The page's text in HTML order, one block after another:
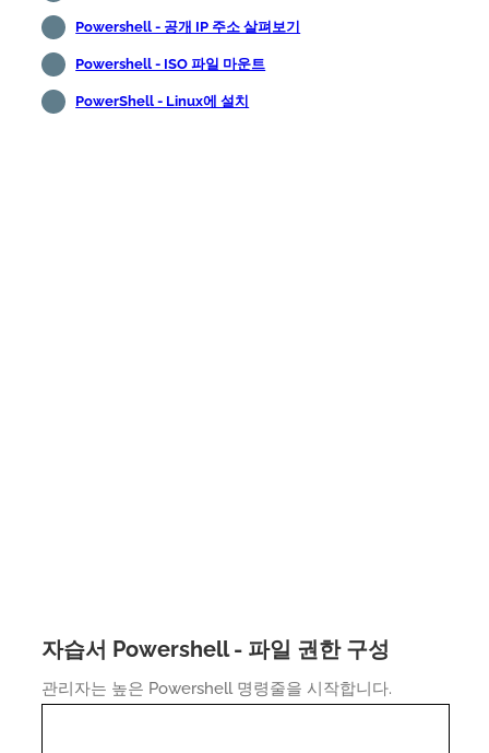
Powershell - 공개 IP 주소 살펴보기
Powershell - ISO 파일 마운트
PowerShell - Linux에 설치
자습서 Powershell - 파일 권한 구성
관리자는 높은 Powershell 명령줄을 시작합니다.